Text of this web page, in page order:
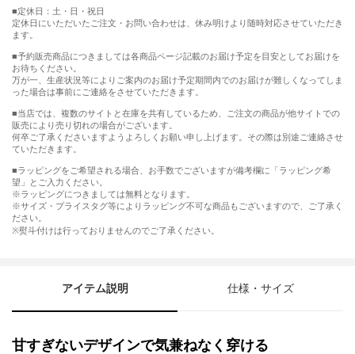
■定休日：土・日・祝日
定休日にいただいたご注文・お問い合わせは、休み明けより随時対応させていただき
ます。
■予約販売商品につきましては各商品ページ記載のお届け予定を目安としてお届けを
お待ちください。
万が一、生産状況等によりご案内のお届け予定期間内でのお届けが難しくなってしま
った場合は事前にご連絡をさせていただきます。
■当店では、複数のサイトと在庫を共有しているため、ご注文の商品が他サイトでの
販売により売り切れの場合がございます。
何卒ご了承くださいますようよろしくお願い申し上げます。その際は別途ご連絡させ
ていただきます。
■ラッピングをご希望される場合、お手数でございますが備考欄に「ラッピング希
望」とご入力ください。
※ラッピングにつきましては無料となります。
※サイズ・プライスタグ等によりラッピング不可な商品もございますので、ご了承く
ださい。
※熨斗付けは行っておりませんのでご了承ください。
アイテム説明 仕様・サイズ
甘すぎないデザインで気兼ねなく穿ける